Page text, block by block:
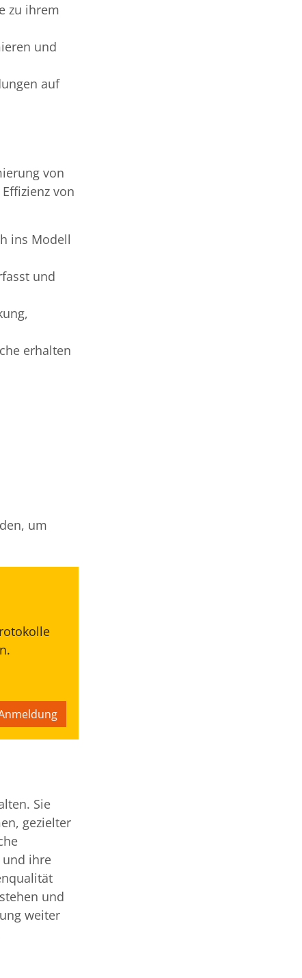
zu ihrem
und
auf
von
von
ins Modell
und
erhalten
um
Sie
gezielter
und ihre
und
weiter